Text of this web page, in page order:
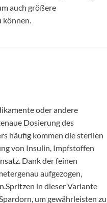
auch größere
oder andere
Dosierung des
häufig kommen die sterilen
von Insulin, Impfstoffen
Dank der feinen
aufgezogen,
in dieser Variante
um gewährleisten zu